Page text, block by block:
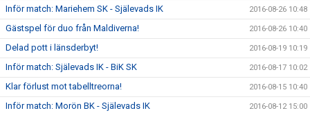
Inför match: Mariehem SK - Själevads IK 2016-08-26 10:48
Gästspel för duo från Maldiverna! 2016-08-26 10:40
Delad pott i länsderbyt! 2016-08-19 10:19
Inför match: Själevads IK - BiK SK 2016-08-17 10:02
Klar förlust mot tabelltreorna! 2016-08-15 10:40
Inför match: Morön BK - Själevads IK 2016-08-12 15:00